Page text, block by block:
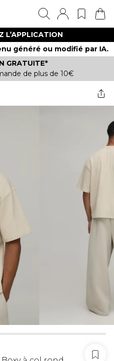
L’APPLICATION
généré ou modifié par IA.
GRATUITE*
de plus de 10€